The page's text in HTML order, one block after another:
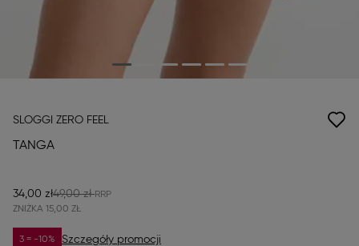
SLOGGI ZERO FEEL
TANGA
34,00 zł49,00 zł
ZNIŻKA 15,00 ZŁ
3 = -10% Szczegóły promocji